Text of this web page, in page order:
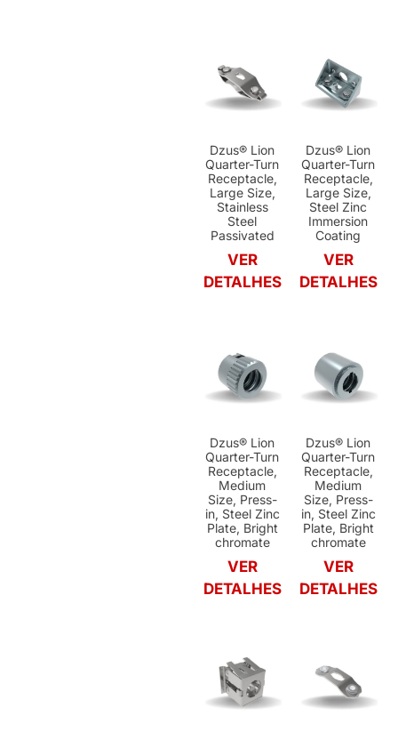
Dzus® Lion
Quarter-Turn
Receptacle,
Large Size,
Stainless
Steel
Passivated
VER
DETALHES
Dzus® Lion
Quarter-Turn
Receptacle,
Large Size,
Steel Zinc
Immersion
Coating
VER
DETALHES
Dzus® Lion
Quarter-Turn
Receptacle,
Medium
Size, Press-
in, Steel Zinc
Plate, Bright
chromate
VER
DETALHES
Dzus® Lion
Quarter-Turn
Receptacle,
Medium
Size, Press-
in, Steel Zinc
Plate, Bright
chromate
VER
DETALHES